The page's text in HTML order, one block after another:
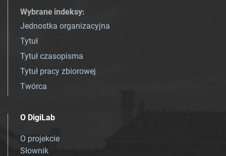
Wybrane indeksy:
Jednostka organizacyjna
Tytuł
Tytuł czasopisma
Tytuł pracy zbiorowej
Twórca
O DigiLab
O projekcie
Słownik